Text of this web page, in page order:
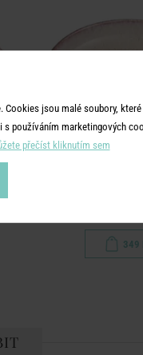
349
jsou malé soubory,
používáním marketingových
přečíst kliknutím sem